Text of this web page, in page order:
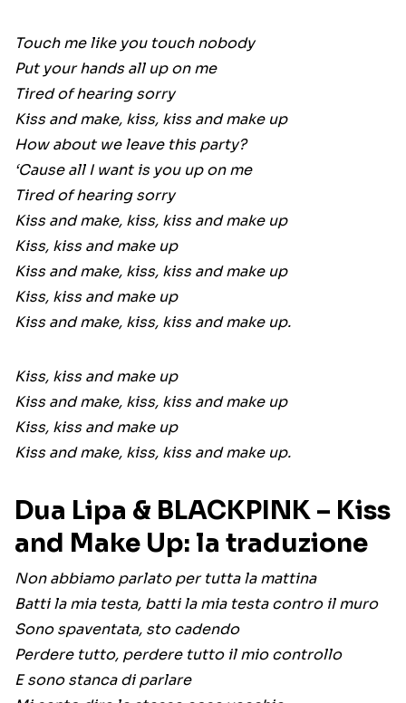
Touch me like you touch nobody
Put your hands all up on me
Tired of hearing sorry
Kiss and make, kiss, kiss and make up
How about we leave this party?
‘Cause all I want is you up on me
Tired of hearing sorry
Kiss and make, kiss, kiss and make up
Kiss, kiss and make up
Kiss and make, kiss, kiss and make up
Kiss, kiss and make up
Kiss and make, kiss, kiss and make up.
Kiss, kiss and make up
Kiss and make, kiss, kiss and make up
Kiss, kiss and make up
Kiss and make, kiss, kiss and make up.
Dua Lipa & BLACKPINK – Kiss
and Make Up: la traduzione
Non abbiamo parlato per tutta la mattina
Batti la mia testa, batti la mia testa contro il muro
Sono spaventata, sto cadendo
Perdere tutto, perdere tutto il mio controllo
E sono stanca di parlare